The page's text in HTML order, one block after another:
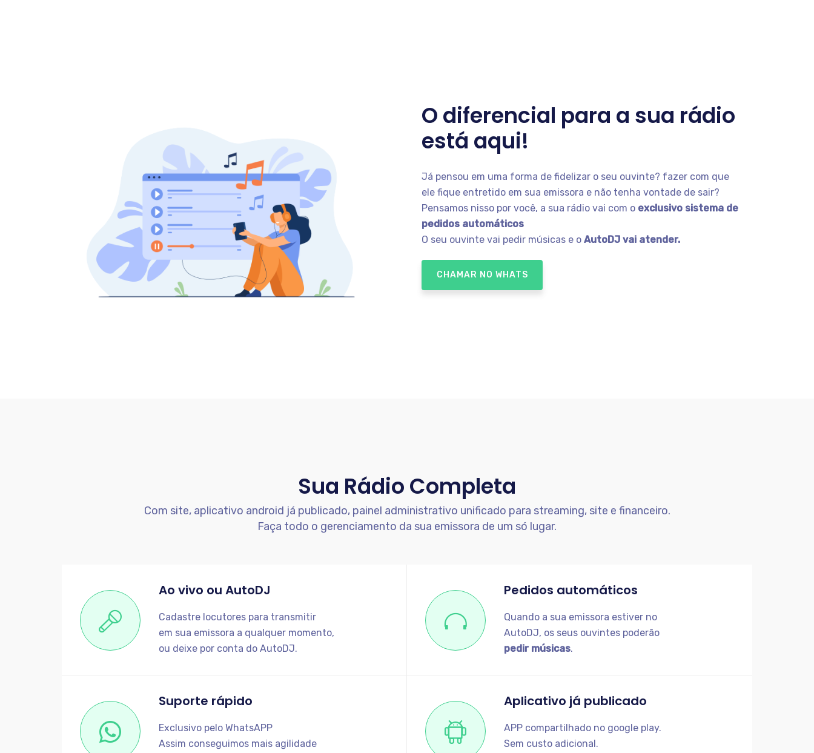
O diferencial para a sua rádio
está aqui!
Já pensou em uma forma de fidelizar o seu ouvinte? fazer com que
ele fique entretido em sua emissora e não tenha vontade de sair?
Pensamos nisso por você, a sua rádio vai com o exclusivo sistema de
pedidos automáticos
O seu ouvinte vai pedir músicas e o AutoDJ vai atender.
CHAMAR NO WHATS
Sua Rádio Completa
Com site, aplicativo android já publicado, painel administrativo unificado para streaming, site e financeiro.
Faça todo o gerenciamento da sua emissora de um só lugar.
Ao vivo ou AutoDJ
Cadastre locutores para transmitir
em sua emissora a qualquer momento,
ou deixe por conta do AutoDJ.
Pedidos automáticos
Quando a sua emissora estiver no
AutoDJ, os seus ouvintes poderão
pedir músicas.
Suporte rápido
Exclusivo pelo WhatsAPP
Assim conseguimos mais agilidade
Aplicativo já publicado
APP compartilhado no google play.
Sem custo adicional.